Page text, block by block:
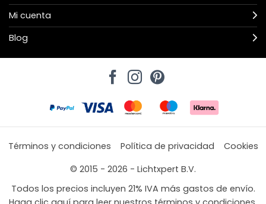
Mi cuenta
Blog
Términos y condiciones Política de privacidad
Cookies
© 2015 - 2026 - Lichtxpert B.V.
Todos los precios incluyen 21% IVA más gastos de envío.